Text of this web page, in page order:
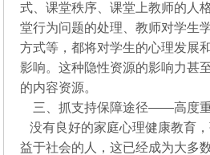
式、课堂秩序、课堂上教师的人
堂行为问题的处理、教师对学生
方式等，都将对学生的心理发展
影响。这种隐性资源的影响力甚
的内容资源。
三、抓支持保障途径——高度
没有良好的家庭心理健康教育
益于社会的人，这已经成为大多